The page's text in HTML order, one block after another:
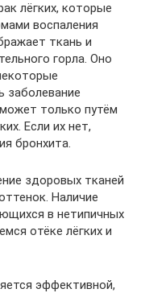
лёгких, которые
воспаления
ткань и
горла. Оно
заболевание
только путём
Если их нет,
бронхита.
здоровых тканей
Наличие
в нетипичных
отёке лёгких и
эффективной,